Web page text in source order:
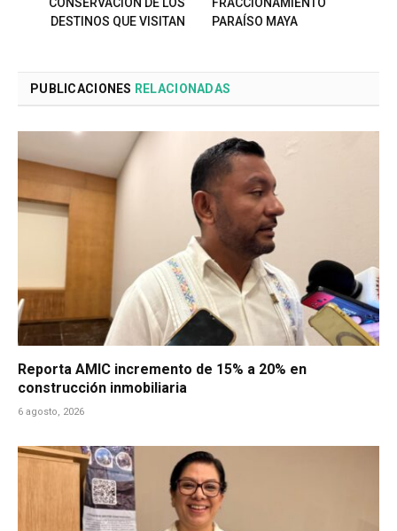
DESTINOS QUE VISITAN
PARAÍSO MAYA
PUBLICACIONES RELACIONADAS
Reporta AMIC incremento de 15% a 20% en
construcción inmobiliaria
6 agosto, 2026